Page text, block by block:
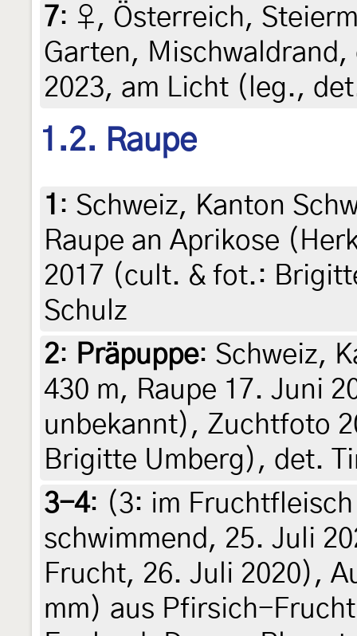
7: ♀, Österreich,
Garten, Mischwaldrand,
2023, am Licht (leg.,
1.2. Raupe
1 : Schweiz, Kanton
Raupe an Aprikose
2017 (cult. & fot.:
Schulz
2: Präpuppe: Schweiz,
430 m, Raupe 17. Juni
unbekannt), Zuchtfoto
Brigitte Umberg), det.
3-4: (3: im
schwimmend, 25. Juli
Frucht, 26. Juli 2020),
mm) aus Pfirsich-